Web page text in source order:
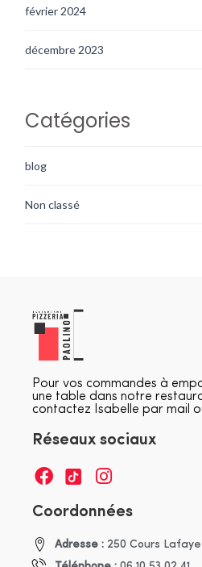
février 2024
décembre 2023
Catégories
blog
Non classé
Coordonnées
Adresse :250 Cours
Réseaux sociaux
Pour vos commandes à
une table dans notre
contactez Isabelle par mail